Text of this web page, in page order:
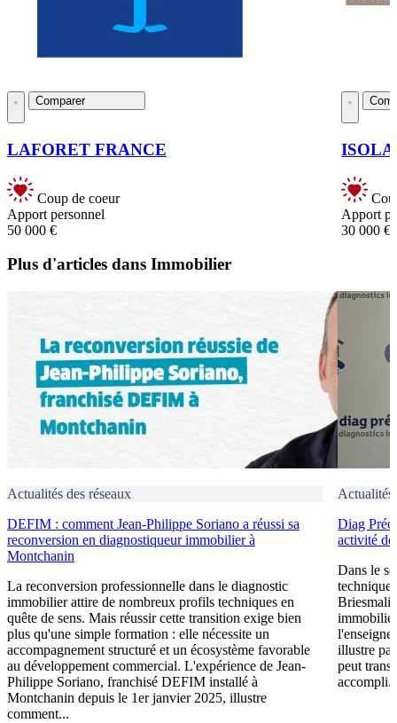
Comparer
LAFORET FRANCE
Coup de coeur
Apport personnel
50 000 €
Apport
30 000 €
Plus d'articles dans Immobilier
Actualités des réseaux
DEFIM : comment Jean-Philippe Soriano a réussi sa
reconversion en diagnostiqueur immobilier à
Montchanin
La reconversion professionnelle dans le diagnostic
immobilier attire de nombreux profils techniques en
quête de sens. Mais réussir cette transition exige bien
plus qu'une simple formation : elle nécessite un
accompagnement structuré et un écosystème favorable
au développement commercial. L'expérience de Jean-
Philippe Soriano, franchisé DEFIM installé à
Montchanin depuis le 1er janvier 2025, illustre
comment...
Actualités
Diag
activité
Dans le
technique
illustre
peut
accompli.